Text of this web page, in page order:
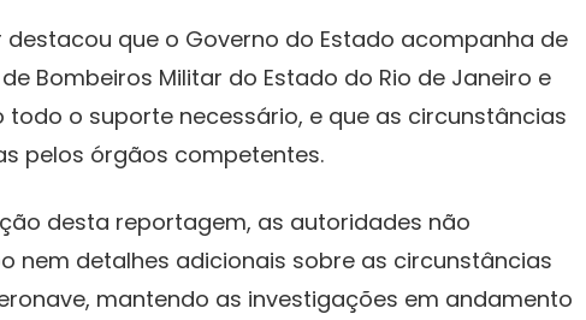
destacou que o Governo do Estado acompanha de
Bombeiros Militar do Estado do Rio de Janeiro e
o suporte necessário, e que as circunstâncias
pelos órgãos competentes.
desta reportagem, as autoridades não
nem detalhes adicionais sobre as circunstâncias
mantendo as investigações em andamento